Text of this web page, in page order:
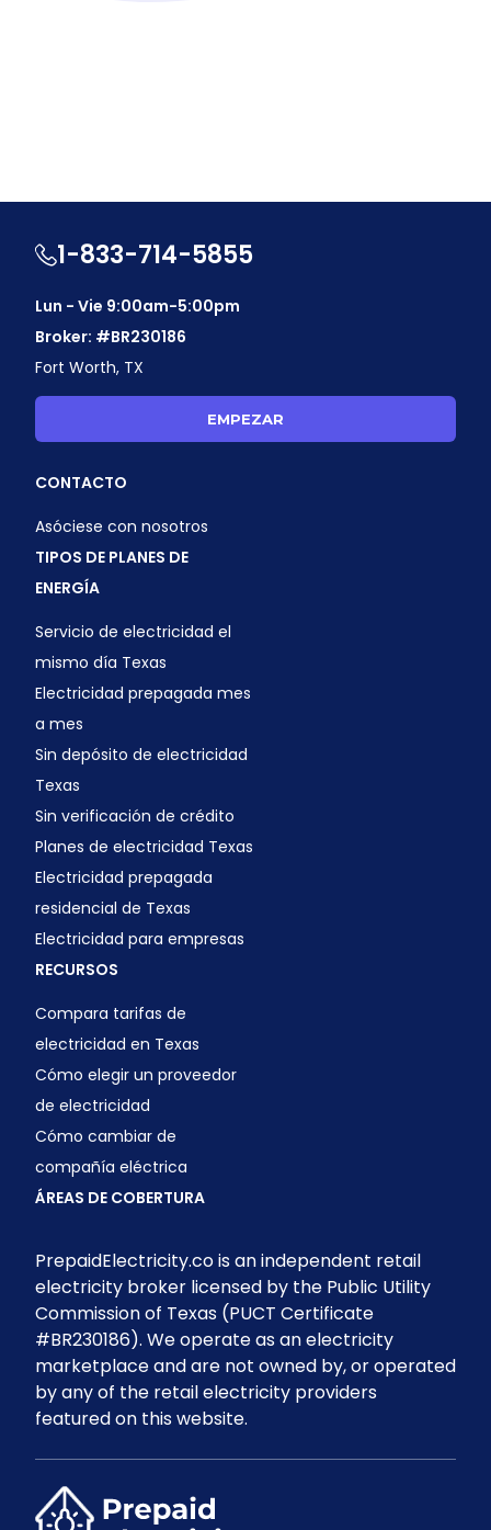
1-833-714-5855
Lun - Vie 9:00am-5:00pm
Broker: #BR230186
Fort Worth, TX
EMPEZAR
CONTACTO
Asóciese con nosotros
TIPOS DE PLANES DE
ENERGÍA
Servicio de electricidad el
mismo día Texas
Electricidad prepagada mes
a mes
Sin depósito de electricidad
Texas
Sin verificación de crédito
Planes de electricidad Texas
Electricidad prepagada
residencial de Texas
Electricidad para empresas
RECURSOS
Compara tarifas de
electricidad en Texas
Cómo elegir un proveedor
de electricidad
Cómo cambiar de
compañía eléctrica
ÁREAS DE COBERTURA
PrepaidElectricity.co is an independent retail
electricity broker licensed by the Public Utility
Commission of Texas (PUCT Certificate
#BR230186). We operate as an electricity
marketplace and are not owned by, or operated
by any of the retail electricity providers
featured on this website.